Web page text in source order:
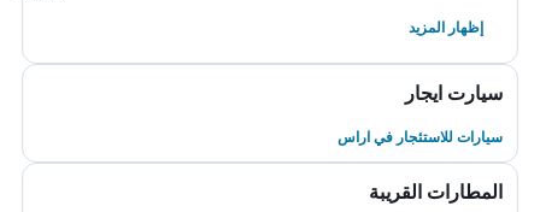
إظهار المزيد
سيارت ايجار
سيارات للاستئجار في اراس
المطارات القريبة